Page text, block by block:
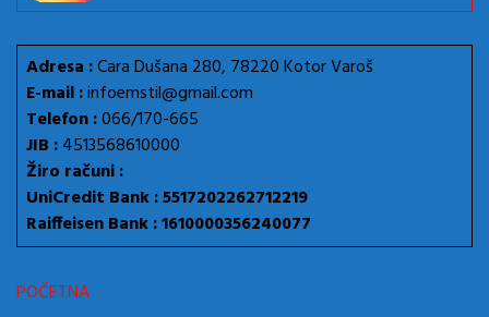
Adresa :Cara Dušana 280, 78220 Kotor Varoš
E-mail :infoemstil@gmail.com
Telefon :066/170-665
JIB :4513568610000
Žiro računi :
UniCredit Bank : 5517202262712219
Raiffeisen Bank : 1610000356240077
POČETNA